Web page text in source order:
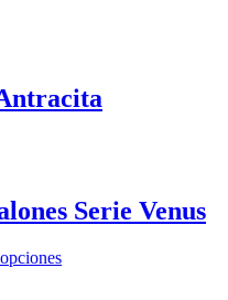
Serie Venus